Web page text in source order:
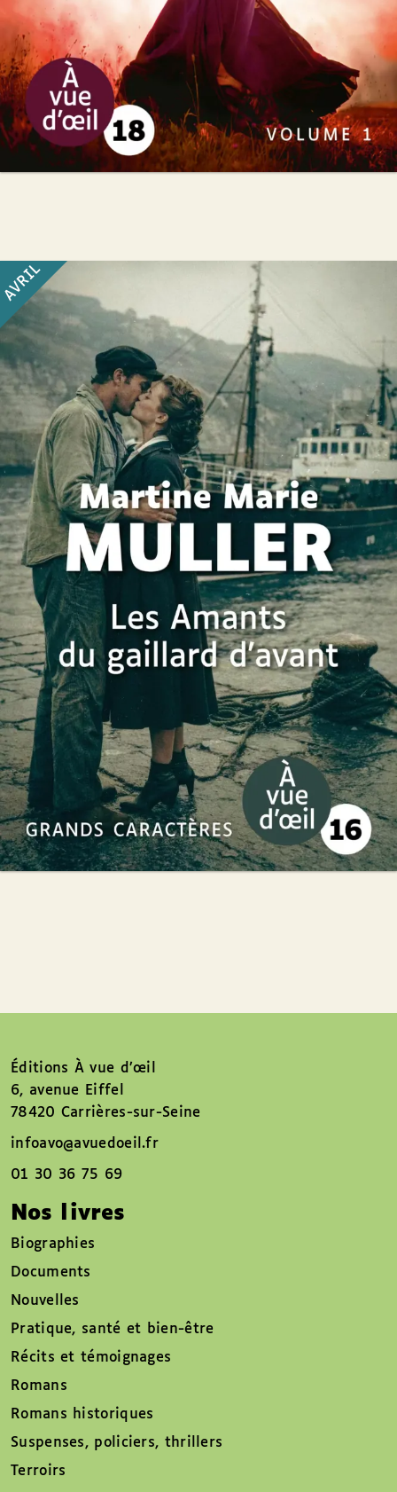
AVRIL
Les Amants du gaillard d’avant
Martine Marie Muller
29€
Éditions À vue d’œil
6, avenue Eiffel
78420 Carrières-sur-Seine
infoavo@avuedoeil.fr
01 30 36 75 69
Nos livres
Biographies
Documents
Nouvelles
Pratique, santé et bien-être
Récits et témoignages
Romans
Romans historiques
Suspenses, policiers, thrillers
Terroirs